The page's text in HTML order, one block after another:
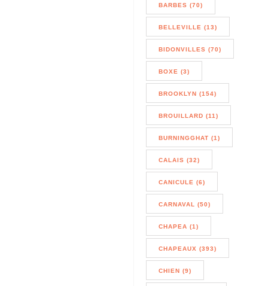
BARBES (70)
BELLEVILLE (13)
BIDONVILLES (70)
BOXE (3)
BROOKLYN (154)
BROUILLARD (11)
BURNINGGHAT (1)
CALAIS (32)
CANICULE (6)
CARNAVAL (50)
CHAPEA (1)
CHAPEAUX (393)
CHIEN (9)